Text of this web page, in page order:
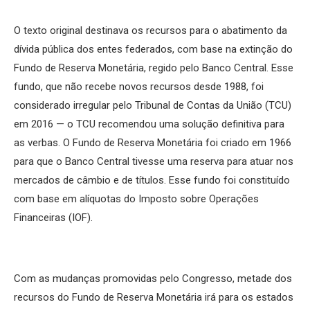
O texto original destinava os recursos para o abatimento da
dívida pública dos entes federados, com base na extinção do
Fundo de Reserva Monetária, regido pelo Banco Central. Esse
fundo, que não recebe novos recursos desde 1988, foi
considerado irregular pelo Tribunal de Contas da União (TCU)
em 2016 — o TCU recomendou uma solução definitiva para
as verbas. O Fundo de Reserva Monetária foi criado em 1966
para que o Banco Central tivesse uma reserva para atuar nos
mercados de câmbio e de títulos. Esse fundo foi constituído
com base em alíquotas do Imposto sobre Operações
Financeiras (IOF).
Com as mudanças promovidas pelo Congresso, metade dos
recursos do Fundo de Reserva Monetária irá para os estados